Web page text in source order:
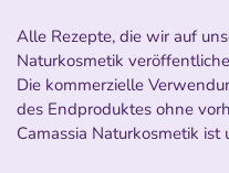
Alle Rezepte, die wir auf
Naturkosmetik
Die kommerzielle
des Endproduktes ohne
Camassia Naturkosmetik ist